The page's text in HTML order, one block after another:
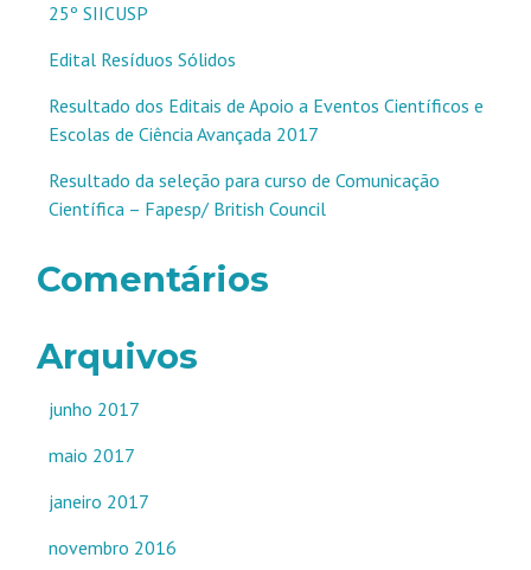
25º SIICUSP
Edital Resíduos Sólidos
Resultado dos Editais de Apoio a Eventos Científicos e
Escolas de Ciência Avançada 2017
Resultado da seleção para curso de Comunicação
Científica – Fapesp/ British Council
Comentários
Arquivos
junho 2017
maio 2017
janeiro 2017
novembro 2016